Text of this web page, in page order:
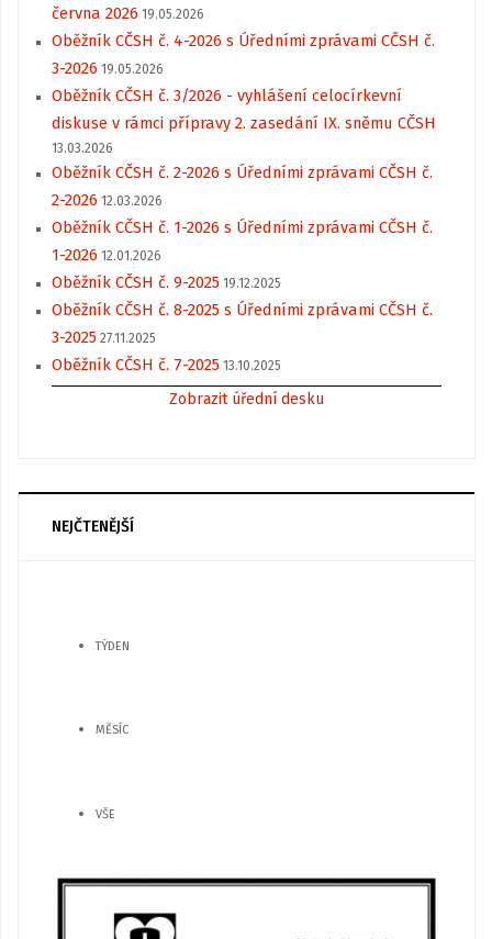
června 2026 19.05.2026
Oběžník CČSH č. 4-2026 s Úředními zprávami CČSH č.
3-2026 19.05.2026
Oběžník CČSH č. 3/2026 - vyhlášení celocírkevní
diskuse v rámci přípravy 2. zasedání IX. sněmu CČSH
13.03.2026
Oběžník CČSH č. 2-2026 s Úředními zprávami CČSH č.
2-2026 12.03.2026
Oběžník CČSH č. 1-2026 s Úředními zprávami CČSH č.
1-2026 12.01.2026
Oběžník CČSH č. 9-2025 19.12.2025
Oběžník CČSH č. 8-2025 s Úředními zprávami CČSH č.
3-2025 27.11.2025
Oběžník CČSH č. 7-2025 13.10.2025
Zobrazit úřední desku
NEJČTENĚJŠÍ
TÝDEN
MĚSÍC
VŠE